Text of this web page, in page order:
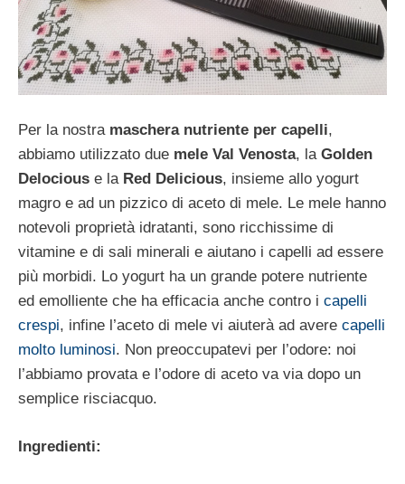
Per la nostra maschera nutriente per capelli,
abbiamo utilizzato due mele Val Venosta, la Golden
Delocious e la Red Delicious, insieme allo yogurt
magro e ad un pizzico di aceto di mele. Le mele hanno
notevoli proprietà idratanti, sono ricchissime di
vitamine e di sali minerali e aiutano i capelli ad essere
più morbidi. Lo yogurt ha un grande potere nutriente
ed emolliente che ha efficacia anche contro i capelli
crespi, infine l’aceto di mele vi aiuterà ad avere capelli
molto luminosi. Non preoccupatevi per l’odore: noi
l’abbiamo provata e l’odore di aceto va via dopo un
semplice risciacquo.
Ingredienti: